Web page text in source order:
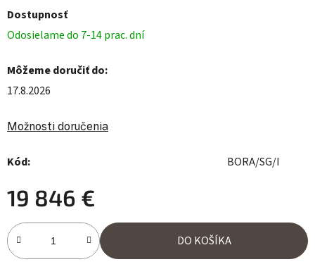
Dostupnosť
Odosielame do 7-14 prac. dní
Môžeme doručiť do:
17.8.2026
Možnosti doručenia
Kód: BORA/SG/I
19 846 €
Jednotková cena:
DO KOŠÍKA